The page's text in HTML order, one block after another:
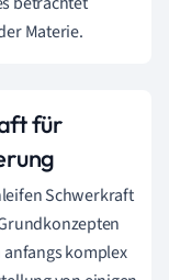
Materie.
für
Schwerkraft
anfangs komplex